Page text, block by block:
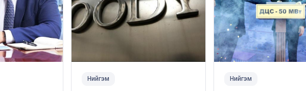
Нийгэм Нийгэм